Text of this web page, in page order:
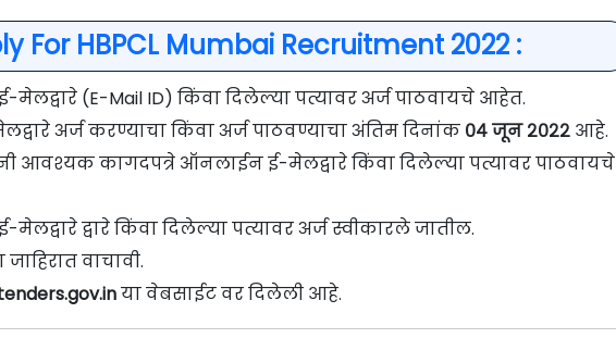
For HBPCL Mumbai Recruitment 2022 :
(E-Mail ID) किंवा दिलेल्या पत्यावर अर्ज पाठवायचे आहेत.
अर्ज करण्याचा किंवा अर्ज पाठवण्याचा अंतिम दिनांक ०४ जून २०२२ आहे.
आवश्यक कागदपत्रे ऑनलाईन ई-मेलद्वारे किंवा दिलेल्या पत्यावर पाठवायचे
द्वारे किंवा दिलेल्या पत्यावर अर्ज स्वीकारले जातील.
वाचावी.
या वेबसाईट वर दिलेली आहे.